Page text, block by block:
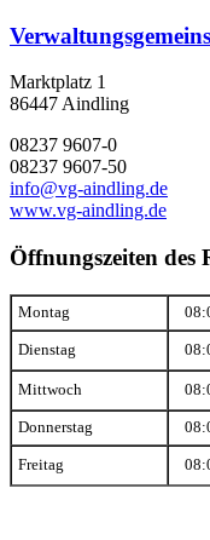
Marktplatz 1
86447 Aindling
08237 9607-0
08237 9607-50
info@vg-aindling.de
www.vg-aindling.de
Öffnungszeiten des
Montag
Dienstag
Mittwoch
Donnerstag
Freitag